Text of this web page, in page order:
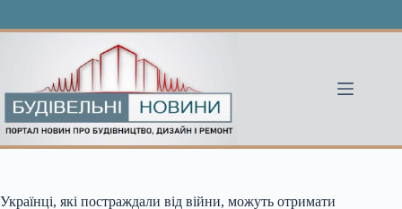
Українці, які постраждали від війни, можуть отримати